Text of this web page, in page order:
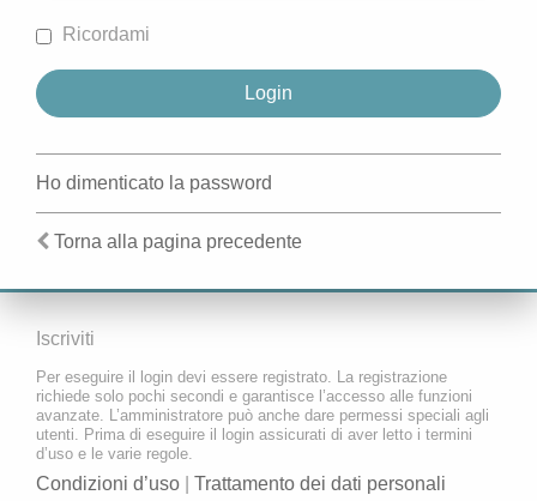
Ricordami
Ho dimenticato la password
Torna alla pagina precedente
Iscriviti
Per eseguire il login devi essere registrato. La registrazione
richiede solo pochi secondi e garantisce l’accesso alle funzioni
avanzate. L’amministratore può anche dare permessi speciali agli
utenti. Prima di eseguire il login assicurati di aver letto i termini
d’uso e le varie regole.
Condizioni d’uso Trattamento dei dati personali